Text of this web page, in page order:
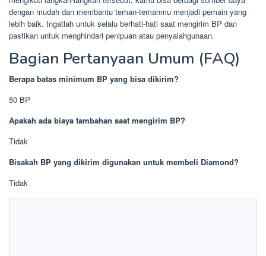
dengan mudah dan membantu teman-temanmu menjadi pemain yang
lebih baik. Ingatlah untuk selalu berhati-hati saat mengirim BP dan
pastikan untuk menghindari penipuan atau penyalahgunaan.
Bagian Pertanyaan Umum (FAQ)
Berapa batas minimum BP yang bisa dikirim?
50 BP
Apakah ada biaya tambahan saat mengirim BP?
Tidak
Bisakah BP yang dikirim digunakan untuk membeli Diamond?
Tidak